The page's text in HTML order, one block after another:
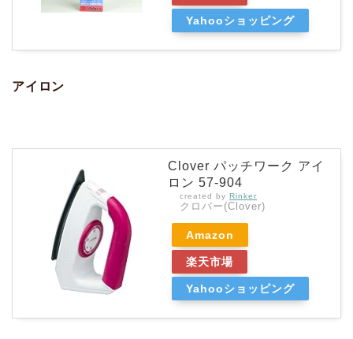
Yahooショッピング
アイロン
Clover パッチワーク アイ
ロン 57-904
created by Rinker
クロバー(Clover)
Amazon
楽天市場
Yahooショッピング